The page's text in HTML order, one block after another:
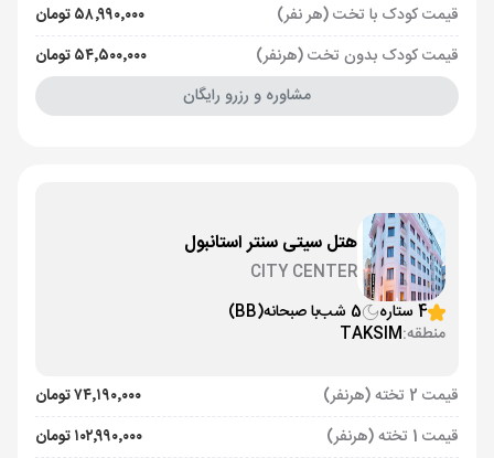
قیمت کودک با تخت (هر نفر)
۵۸٬۹۹۰٬۰۰۰ تومان
قیمت کودک بدون تخت (هرنفر)
۵۴٬۵۰۰٬۰۰۰ تومان
مشاوره و رزرو رایگان
هتل سیتی سنتر استانبول
CITY CENTER
4 ستاره
5 شب با صبحانه(BB)
منطقه:TAKSIM
قیمت 2 تخته (هرنفر)
۷۴٬۱۹۰٬۰۰۰ تومان
قیمت 1 تخته (هرنفر)
۱۰۲٬۹۹۰٬۰۰۰ تومان